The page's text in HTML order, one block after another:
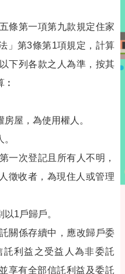
條第一項第九款規定住家
」第3條第1項規定，計算
下列各款之人為準，按其
屋，為使用權人。
一次登記且所有人不明，
徵收者，為現住人或管理
1戶歸戶。
關係存續中，應改歸戶委
利益之受益人為非委託
享有全部信託利益及委託